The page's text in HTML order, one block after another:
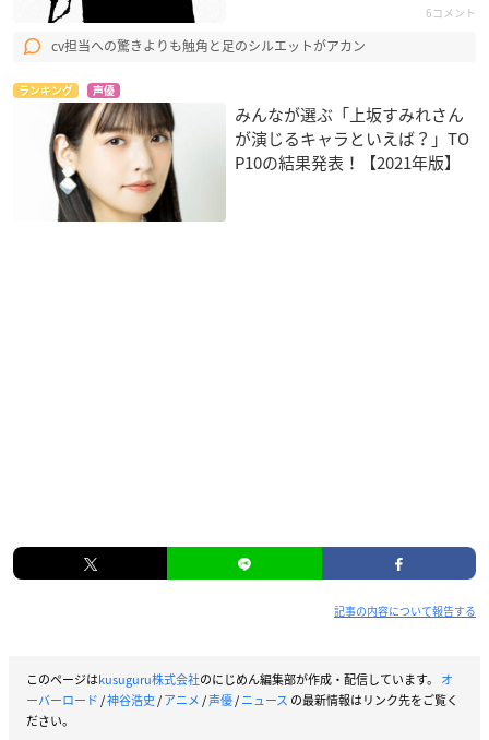
6コメント
cv担当への驚きよりも触角と足のシルエットがアカン
ランキング 声優
みんなが選ぶ「上坂すみれさん
が演じるキャラといえば？」TO
P10の結果発表！【2021年版】
記事の内容について報告する
このページはkusuguru株式会社のにじめん編集部が作成・配信しています。 オ
ーバーロード/神谷浩史/アニメ/声優/ニュース の最新情報はリンク先をご覧く
ださい。